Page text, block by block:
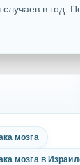
в год.
мозга
мозга в